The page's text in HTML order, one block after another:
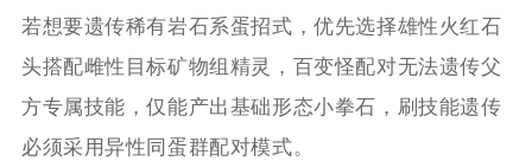
若想要遗传稀有岩石系蛋招式，优先选择雄性火红石
头搭配雌性目标矿物组精灵，百变怪配对无法遗传父
方专属技能，仅能产出基础形态小拳石，刷技能遗传
必须采用异性同蛋群配对模式。